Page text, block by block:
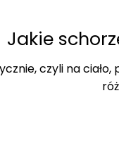
Jakie
czyli na